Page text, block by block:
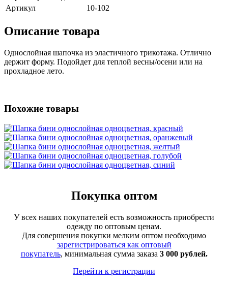
Артикул
10-102
Описание товара
Однослойная шапочка из эластичного трикотажа. Отлично
держит форму. Подойдет для теплой весны/осени или на
прохладное лето.
Похожие товары
Покупка оптом
У всех наших покупателей есть возможность приобрести
одежду по оптовым ценам.
Для совершения покупки мелким оптом необходимо
зарегистрироваться как оптовый
покупатель, минимальная сумма заказа 3 000 рублей.
Перейти к регистрации